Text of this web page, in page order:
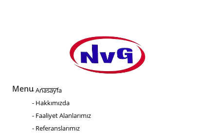
Menu- Anasayfa
- Hakkımızda
- Faaliyet Alanlarımız
- Referanslarımız